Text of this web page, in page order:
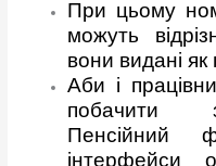
При цьому
можуть
вони видані
Аби і
побачити
Пенсійний
інтерфейси